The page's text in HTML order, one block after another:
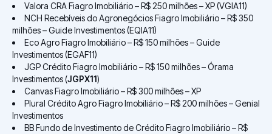
Valora CRA Fiagro Imobiliário – R$ 250 milhões – XP (VGIA11)
NCH Recebíveis do Agronegócios Fiagro Imobiliário – R$ 350
milhões – Guide Investimentos (EQIA11)
Eco Agro Fiagro Imobiliário – R$ 150 milhões – Guide
Investimentos (EGAF11)
JGP Crédito Fiagro Imobiliário – R$ 150 milhões – Órama
Investimentos (JGPX11)
Canvas Fiagro Imobiliário – R$ 300 milhões – XP
Plural Crédito Agro Fiagro Imobiliário – R$ 200 milhões – Genial
Investimentos
BB Fundo de Investimento de Crédito Fiagro Imobiliário – R$